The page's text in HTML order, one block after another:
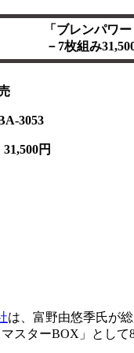
「ブレンパワ
－7枚組み
3053
円
は、富野由悠季氏が
スターBOX」として